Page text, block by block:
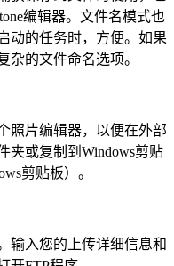
编辑器。文件名模式也
动的任务时，方便。如果
杂的文件命名选项。
照片编辑器，以便在外部
夹或复制到Windows剪贴
剪贴板）。
输入您的上传详细信息和